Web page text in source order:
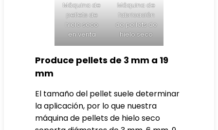
Máquina de
pellets de
hielo seco
en venta
Máquina de
fabricación
de pellets de
hielo seco
Produce pellets de 3 mm a 19
mm
El tamaño del pellet suele determinar
la aplicación, por lo que nuestra
máquina de pellets de hielo seco